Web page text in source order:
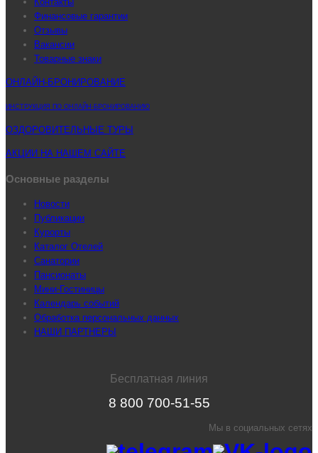
Финансовые гарантии
Отзывы
Вакансии
Товарные знаки
ОНЛАЙН-БРОНИРОВАНИЕ
ИНСТРУКЦИЯ ПО ОНЛАЙН-БРОНИРОВАНИЮ
ОЗДОРОВИТЕЛЬНЫЕ ТУРЫ
АКЦИИ НА НАШЕМ САЙТЕ
Основные разделы
Новости
Публикации
Курорты
Каталог Отелей
Санатории
Пансионаты
Мини-Гостиницы
Календарь событий
Обработка персональных данных
НАШИ ПАРТНЕРЫ
Бесплатная линия
8 800 700-51-55
Мы в социальных сетях